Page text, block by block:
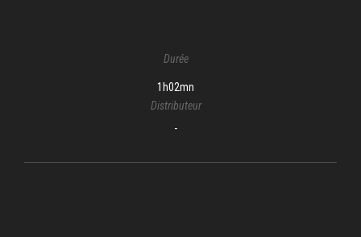
Durée
1h02mn
Distributeur
-